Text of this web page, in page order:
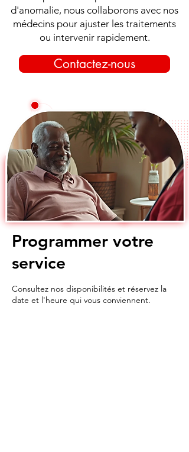
d'anomalie, nous collaborons avec nos
médecins pour ajuster les traitements
ou intervenir rapidement.
Contactez-nous
Programmer votre
service
Consultez nos disponibilités et réservez la
date et l'heure qui vous conviennent.